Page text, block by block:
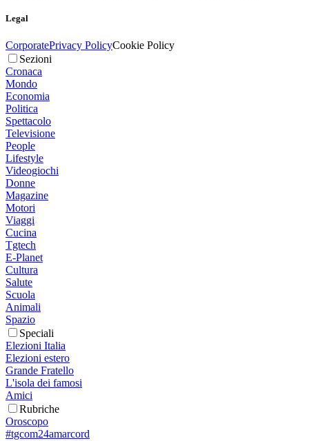
Legal
CorporatePrivacy PolicyCookie Policy
Sezioni
Cronaca
Mondo
Economia
Politica
Spettacolo
Televisione
People
Lifestyle
Videogiochi
Donne
Magazine
Motori
Viaggi
Cucina
Tgtech
E-Planet
Cultura
Salute
Scuola
Animali
Spazio
Speciali
Elezioni Italia
Elezioni estero
Grande Fratello
L'isola dei famosi
Amici
Rubriche
Oroscopo
#tgcom24amarcord